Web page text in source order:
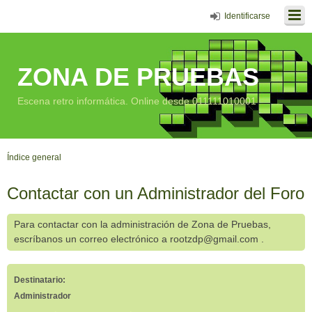
Identificarse
ZONA DE PRUEBAS
Escena retro informática. Online desde 011111010001
Índice general
Contactar con un Administrador del Foro
Para contactar con la administración de Zona de Pruebas,
escríbanos un correo electrónico a rootzdp@gmail.com .
Destinatario:
Administrador